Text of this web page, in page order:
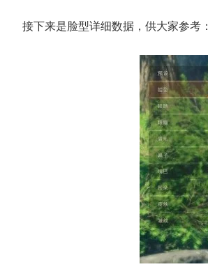
接下来是脸型详细数据，供大家参考：